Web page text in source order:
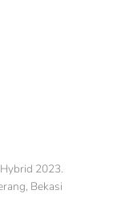
2023.
Bekasi